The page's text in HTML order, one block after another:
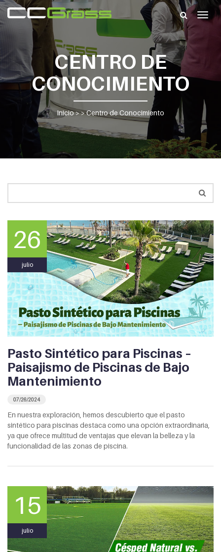
CENTRO DE
CONOCIMIENTO
Inicio> >Centro de Conocimiento
26
julio
Pasto Sintético para Piscinas –
Paisajismo de Piscinas de Bajo
Mantenimiento
07/26/2024
En nuestra exploración, hemos descubierto que el pasto
sintético para piscinas destaca como una opción extraordinaria,
ya que ofrece multitud de ventajas que elevan la belleza y la
funcionalidad de las zonas de piscina.
15
julio